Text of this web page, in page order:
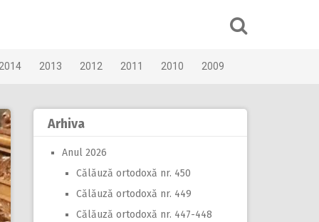
2013 2012 2011 2010 2009
Arhiva
Anul 2026
Călăuză ortodoxă nr. 450
Călăuză ortodoxă nr. 449
Călăuză ortodoxă nr. 447-448